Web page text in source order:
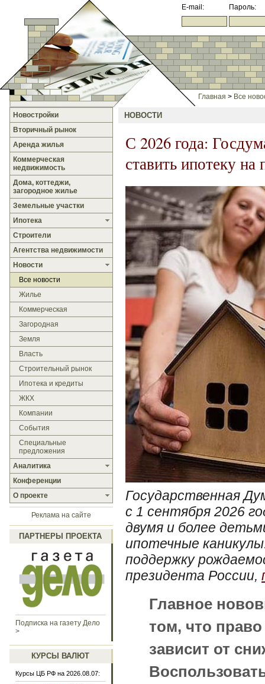
E-mail: Пароль:
Главная > Все
Новостройки
Вторичный рынок
Аренда жилья
Коммерческая
недвижимость
Дома, коттеджи,
загородное жилье
Земельные участки
Ипотека
Строители
Агентства недвижимости
Новости
Все новости
Жилье
Коммерческая
Загородная
Земля
Власть
Строительный рынок
Ипотека и кредиты
ЖКХ
Компании
События
Специальные
предложения
Аналитика
Конференции
О проекте
Реклама на сайте
ПАРТНЕРЫ ПРОЕКТА
Подписка на газету Дело
>
КУРСЫ ВАЛЮТ
Курсы ЦБ РФ на 2026.08.07:
НОВОСТИ
С 2026 года:
ставить ипотеку на
Государственная
с 1 сентября 2026
двумя и более
ипотечные
поддержку
президента России,
Главное
том, что
зависит от